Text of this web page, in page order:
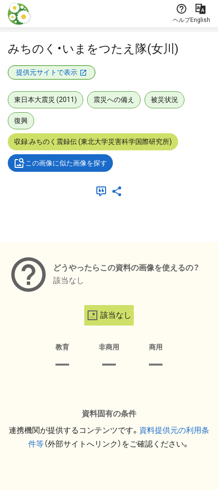
本文に飛ぶ
ヘルプEnglish
みちのく・いまをつたえ隊(女川)
提供元サイトで表示
東日本大震災 (2011) 震災への備え 被災状況
復興
収録:みちのく震録伝 (東北大学災害科学国際研究所)
この画像に似た画像を探す
どうやったらこの資料の画像を使えるの？
該当なし
該当なし
教育 非商用 商用
資料固有の条件
連携機関が提供するコンテンツです。 資料提供元の利用条
件等（外部サイトへリンク）をご確認ください。